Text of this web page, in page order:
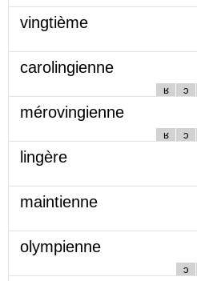
vingtième
carolingienne
ʁ ɔ
mérovingienne
ʁ ɔ
lingère
maintienne
olympienne
ɔ